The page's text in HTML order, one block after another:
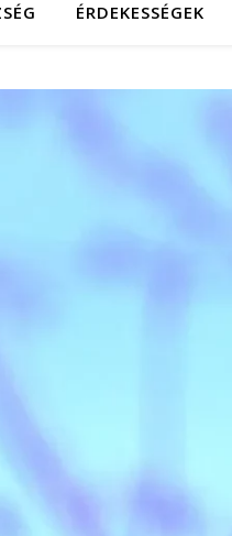
ÉRDEKESSÉGEK